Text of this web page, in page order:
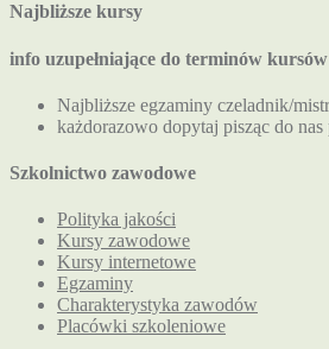
Najbliższe kursy
info uzupełniające do terminów kursów
Najbliższe egzaminy czeladnik/
każdorazowo dopytaj pisząc do nas
Szkolnictwo zawodowe
Polityka jakości
Kursy zawodowe
Kursy internetowe
Egzaminy
Charakterystyka zawodów
Placówki szkoleniowe